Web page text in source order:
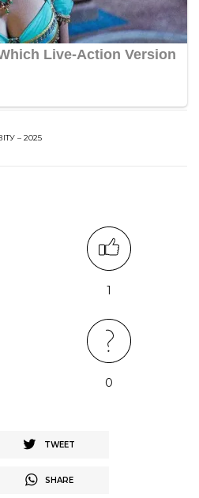
– 2025
1
0
TWEET
SHARE